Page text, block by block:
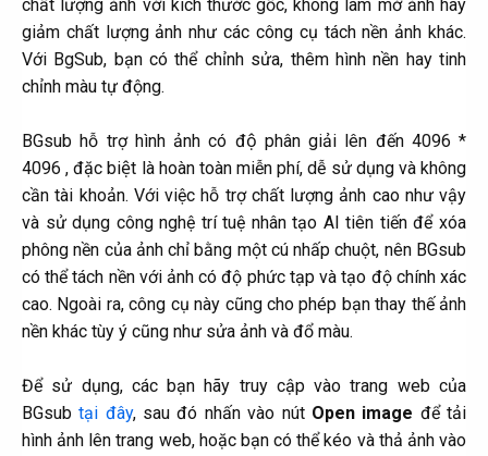
chất lượng ảnh với kích thước gốc, không làm mờ ảnh hay
giảm chất lượng ảnh như các công cụ tách nền ảnh khác.
Với BgSub, bạn có thể chỉnh sửa, thêm hình nền hay tinh
chỉnh màu tự động.
BGsub hỗ trợ hình ảnh có độ phân giải lên đến 4096 *
4096 , đặc biệt là hoàn toàn miễn phí, dễ sử dụng và không
cần tài khoản. Với việc hỗ trợ chất lượng ảnh cao như vậy
và sử dụng công nghệ trí tuệ nhân tạo AI tiên tiến để xóa
phông nền của ảnh chỉ bằng một cú nhấp chuột, nên BGsub
có thể tách nền với ảnh có độ phức tạp và tạo độ chính xác
cao. Ngoài ra, công cụ này cũng cho phép bạn thay thế ảnh
nền khác tùy ý cũng như sửa ảnh và đổ màu.
Để sử dụng, các bạn hãy truy cập vào trang web của
BGsubtại đây, sau đó nhấn vào nútOpen image để tải
hình ảnh lên trang web, hoặc bạn có thể kéo và thả ảnh vào